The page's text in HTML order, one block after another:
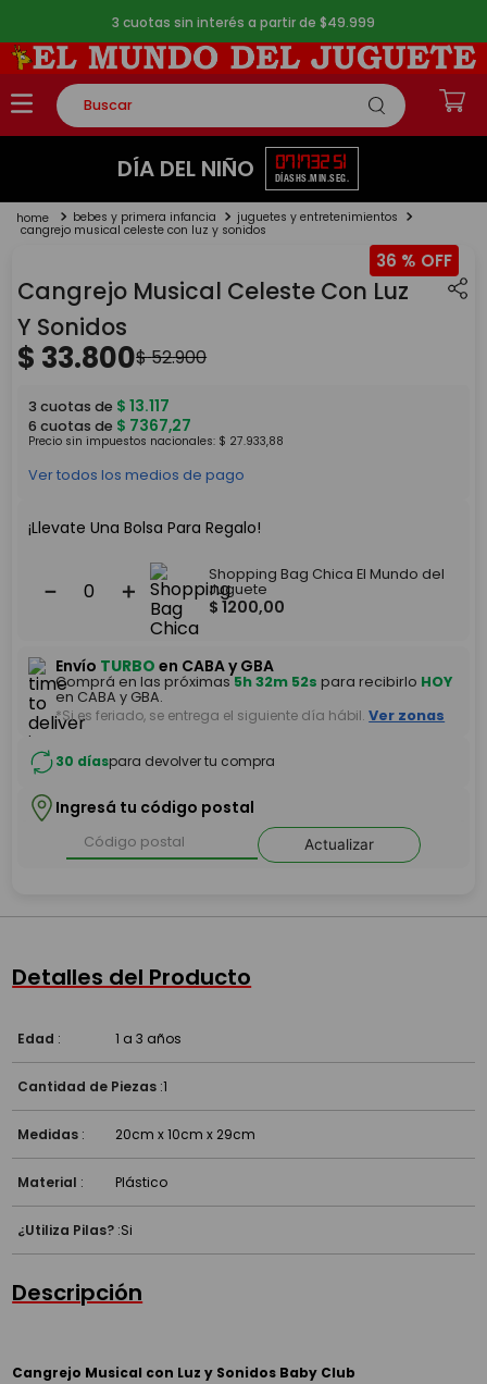
3 cuotas sin interés a partir de $49.999
Buscar
TÉRMINOS MÁS BUSCADOS
2.
lego
4.
monopatin
5
toy story
DÍA DEL NIÑO 07
DÍAS
17
HS.
32
MIN.
51
SEG.
bebes y primera infancia juguetes y entretenimientos
cangrejo musical celeste con luz y sonidos
36 %
Cangrejo Musical Celeste Con Luz
Y Sonidos
$ 33.800$52.900
3 cuotas de $ 13.117
6 cuotas de $ 7367,27
Precio sin impuestos nacionales: $ 27.933,88
Ver todos los medios de pago
¡Llevate Una Bolsa Para Regalo!
＋
－
Shopping Bag Chica El Mundo del
Juguete
$ 1200,00
Envío TURBO en CABA y GBA
Comprá en las próximas5h 32m 52s para recibirlo HOY
en CABA y GBA.
*Si es feriado, se entrega el siguiente día hábil. Ver zonas
30 díaspara devolver tu compra
Ingresá tu código postal
Actualizar
Detalles del Producto
Edad : 1 a 3 años
Cantidad de Piezas :1
Medidas : 20cm x 10cm x 29cm
Material : Plástico
¿Utiliza Pilas? :Si
Descripción
Cangrejo Musical con Luz y Sonidos Baby Club